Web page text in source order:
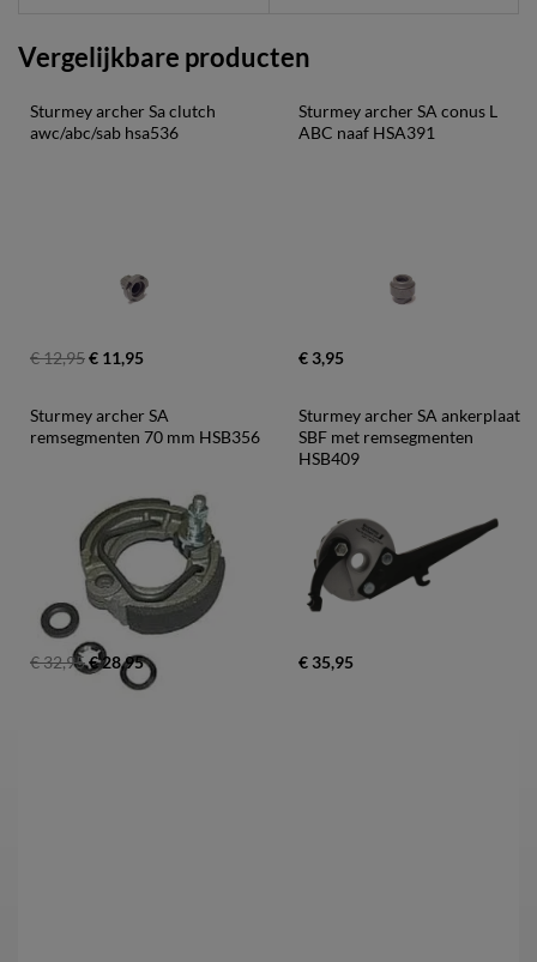
Vergelijkbare producten
Sturmey archer Sa clutch
awc/abc/sab hsa536
€ 12,95€ 11,95
Sturmey archer SA conus L
ABC naaf HSA391
€ 3,95
Sturmey archer SA
remsegmenten 70 mm HSB356
€ 32,95€ 28,95
Sturmey archer SA ankerplaat
SBF met remsegmenten
HSB409
€ 35,95